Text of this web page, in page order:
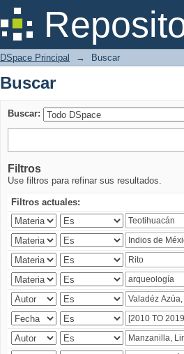
Buscar
DSpace Principal → Buscar
Buscar
Buscar:
Filtros
Use filtros para refinar sus resultados.
Filtros actuales: